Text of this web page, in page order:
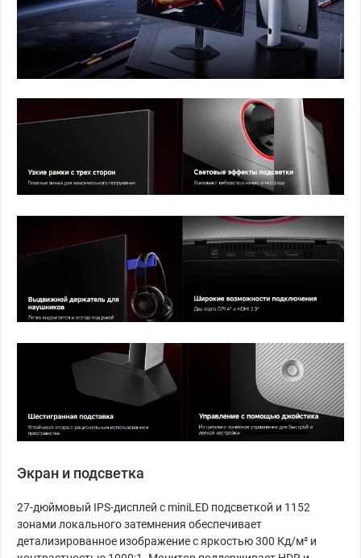
Экран и подсветка
27-дюймовый IPS-дисплей с miniLED подсветкой и 1152
зонами локального затемнения обеспечивает
детализированное изображение с яркостью 300 Кд/м² и